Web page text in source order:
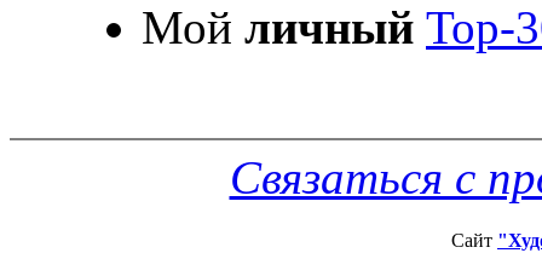
Мой личный Top-
Связаться с
Сайт